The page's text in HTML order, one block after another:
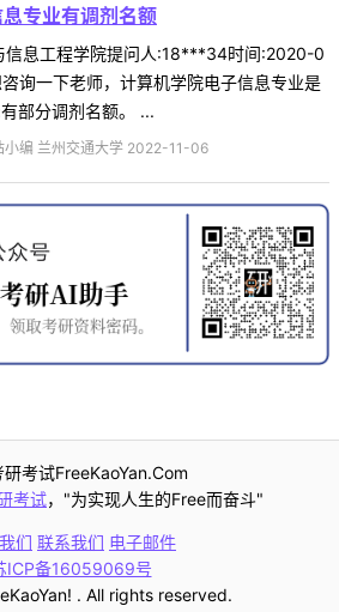
专业有调剂名额
信息工程学院提问人:18***34时间:2020-0
询一下老师，计算机学院电子信息专业是
部分调剂名额。 ...
小编 兰州交通大学 2022-11-06
研考试FreeKaoYan.Com
考试，"为实现人生的Free而奋斗"
们 联系我们 电子邮件
ICP备16059069号
. All rights reserved.